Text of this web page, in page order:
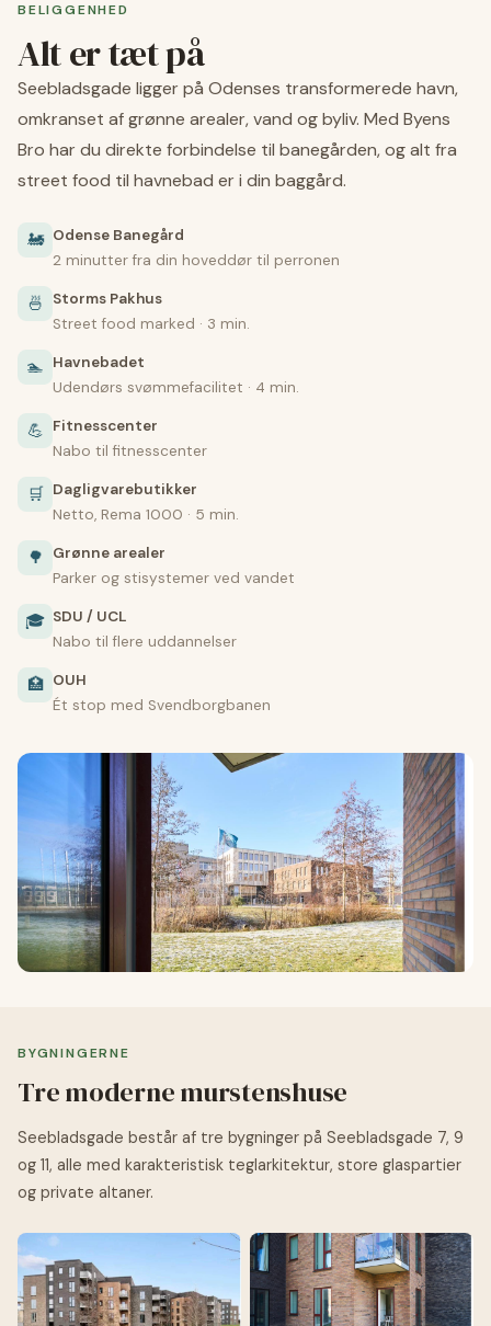
BELIGGENHED
Alt er tæt på
Seebladsgade ligger på Odenses transformerede havn,
omkranset af grønne arealer, vand og byliv. Med Byens
Bro har du direkte forbindelse til banegården, og alt fra
street food til havnebad er i din baggård.
🚂 Odense Banegård
2 minutter fra din hoveddør til perronen
🍜
Storms Pakhus
Street food marked · 3 min.
🏊 Havnebadet
Udendørs svømmefacilitet · 4 min.
💪 Fitnesscenter
Nabo til fitnesscenter
🛒 Dagligvarebutikker
Netto, Rema 1000 · 5 min.
🌳
Grønne arealer
Parker og stisystemer ved vandet
🎓 SDU / UCL
Nabo til flere uddannelser
🏥 OUH
Ét stop med Svendborgbanen
BYGNINGERNE
Tre moderne murstenshuse
Seebladsgade består af tre bygninger på Seebladsgade 7, 9
og 11, alle med karakteristisk teglarkitektur, store glaspartier
og private altaner.